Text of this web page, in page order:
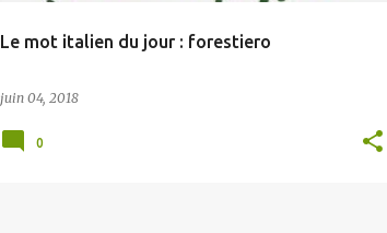
Le mot italien du jour : forestiero
juin 04, 2018
0